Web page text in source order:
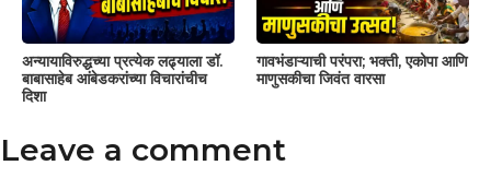
अन्यायाविरुद्धच्या प्रत्येक लढ्याला डॉ.
बाबासाहेब आंबेडकरांच्या विचारांचीच
दिशा
गावभंडाऱ्याची परंपरा; भक्ती, एकोपा आणि
माणुसकीचा जिवंत वारसा
Leave a comment